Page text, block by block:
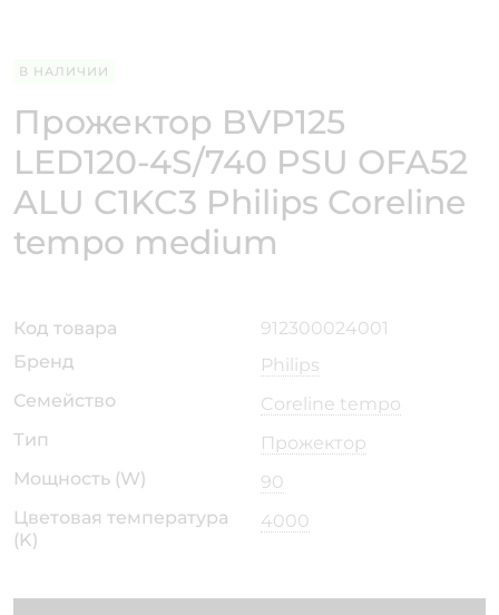
В НАЛИЧИИ
Прожектор BVP125
LED120-4S/740 PSU OFA52
ALU C1KC3 Philips Coreline
tempo medium
Код товара
912300024001
Бренд
Philips
Семейство
Coreline tempo
Тип
Прожектор
Мощность (W)
90
Цветовая температура
(K)
4000